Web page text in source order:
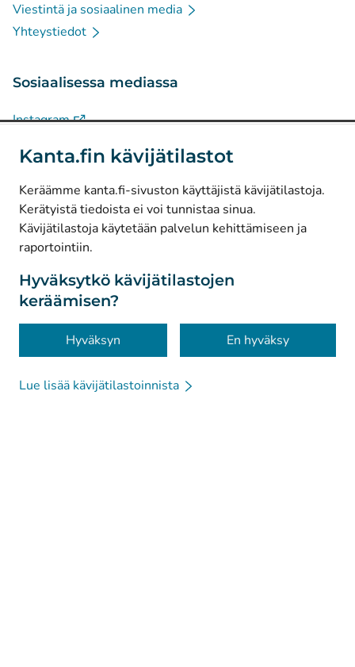
Kanta.fin kävijätilastot
Keräämme kanta.fi-sivuston käyttäjistä kävijätilastoja.
Kerätyistä tiedoista ei voi tunnistaa sinua.
Kävijätilastoja käytetään palvelun kehittämiseen ja
raportointiin.
Hyväksytkö kävijätilastojen
keräämisen?
Hyväksyn En hyväksy
Lue lisää kävijätilastoinnista
Viestintä ja sosiaalinen media
Yhteystiedot
Sosiaalisessa mediassa
Instagram(Avautuu uuteen välilehteen)
Facebook(Avautuu uuteen välilehteen)
© Kanta-Palvelut, Kansaneläkelaitos
Tietosuoja
Tietoa sivustosta
Saavutettavuus
Evästeet